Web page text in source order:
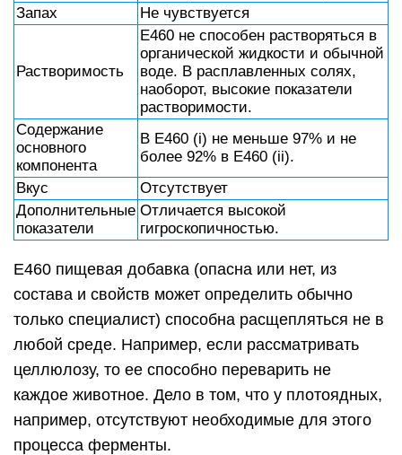
Запах
Не чувствуется
Растворимость
Е460 не способен растворяться в
органической жидкости и обычной
воде. В расплавленных солях,
наоборот, высокие показатели
растворимости.
Содержание
основного
компонента
В Е460 (i) не меньше 97% и не
более 92% в Е460 (ii).
Вкус
Отсутствует
Дополнительные
показатели
Отличается высокой
гигроскопичностью.
Е460 пищевая добавка (опасна или нет, из
состава и свойств может определить обычно
только специалист) способна расщепляться не в
любой среде. Например, если рассматривать
целлюлозу, то ее способно переварить не
каждое животное. Дело в том, что у плотоядных,
например, отсутствуют необходимые для этого
процесса ферменты.